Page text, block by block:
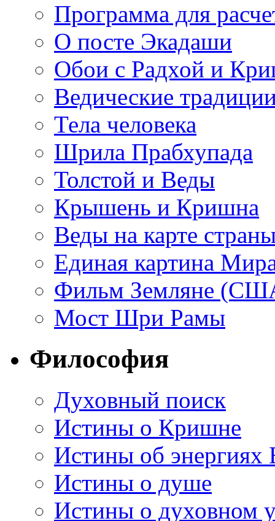
Программа для
О посте Экадаши
Обои с Радхой и
Ведические
Тела человека
Шрила Прабхупада
Толстой и Веды
Крышень и Кришна
Веды на карте
Единая картина
Фильм Земляне
Мост Шри Рамы
Философия
Духовный поиск
Истины о Кришне
Истины об энергиях
Истины о душе
Истины о духовном